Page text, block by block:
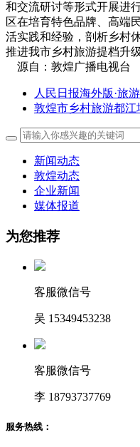
和交流研讨等形式开展进
区在培育特色品牌、高端
活实践和经验，剖析乡村
推进我市乡村旅游提档升级
源自：敦煌广播电视台
人民日报海外版·旅
敦煌市乡村旅游都江
新闻动态
敦煌动态
企业新闻
媒体报道
为您推荐
客服微信号
吴 15349453238
客服微信号
李 18793737769
服务热线：